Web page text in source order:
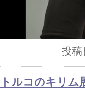
投稿
トルコのキリ